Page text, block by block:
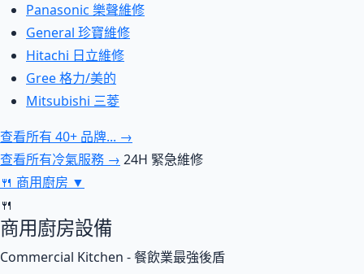
Panasonic 樂聲維修
General 珍寶維修
Hitachi 日立維修
Gree 格力/美的
Mitsubishi 三菱
查看所有 40+ 品牌... →
查看所有冷氣服務 → 24H 緊急維修
🍴 商用廚房 ▼
🍴
商用廚房設備
Commercial Kitchen - 餐飲業最強後盾